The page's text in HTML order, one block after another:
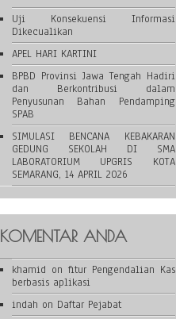
Uji Konsekuensi Informasi
Dikecualikan
APEL HARI KARTINI
BPBD Provinsi Jawa Tengah Hadiri
dan Berkontribusi dalam
Penyusunan Bahan Pendamping
SPAB
SIMULASI BENCANA KEBAKARAN
GEDUNG SEKOLAH DI SMA
LABORATORIUM UPGRIS KOTA
SEMARANG, 14 APRIL 2026
KOMENTAR ANDA
khamid on fitur Pengendalian Kas
berbasis aplikasi
indah on Daftar Pejabat